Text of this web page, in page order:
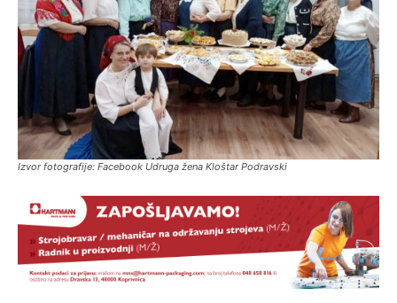
Izvor fotografije: Facebook Udruga žena Kloštar Podravski